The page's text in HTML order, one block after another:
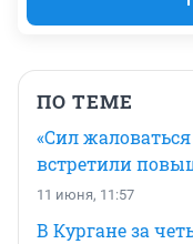
ПО ТЕМЕ
«Сил
встретили
11 июня, 11:57
В Кургане за